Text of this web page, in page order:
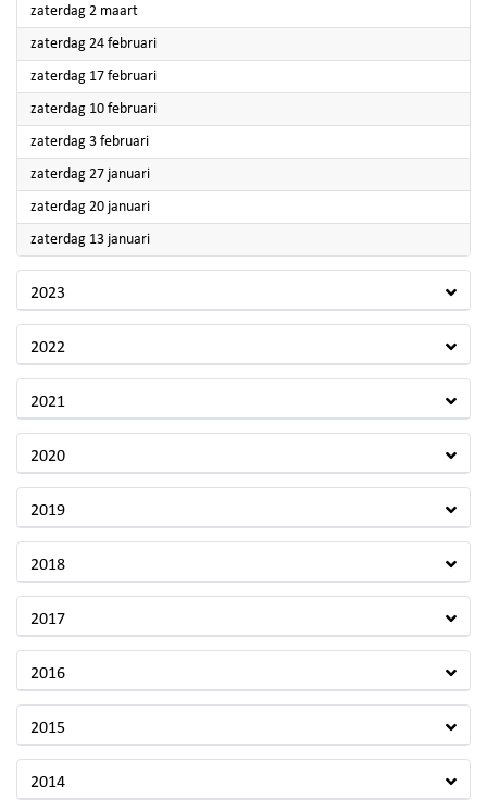
zaterdag 2 maart2024
zaterdag 24 februari2024
zaterdag 17 februari2024
zaterdag 10 februari2024
zaterdag 3 februari2024
zaterdag 27 januari2024
zaterdag 20 januari2024
zaterdag 13 januari2024
2023
2022
2021
2020
2019
2018
2017
2016
2015
2014